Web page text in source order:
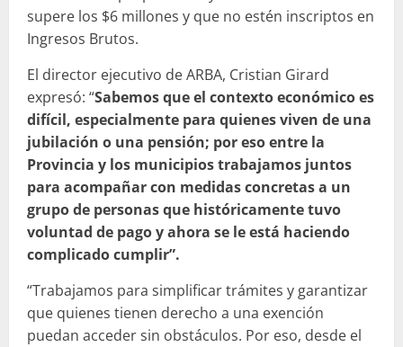
supere los $6 millones y que no estén inscriptos en
Ingresos Brutos.
El director ejecutivo de ARBA, Cristian Girard
expresó: “Sabemos que el contexto económico es
difícil, especialmente para quienes viven de una
jubilación o una pensión; por eso entre la
Provincia y los municipios trabajamos juntos
para acompañar con medidas concretas a un
grupo de personas que históricamente tuvo
voluntad de pago y ahora se le está haciendo
complicado cumplir”.
“Trabajamos para simplificar trámites y garantizar
que quienes tienen derecho a una exención
puedan acceder sin obstáculos. Por eso, desde el